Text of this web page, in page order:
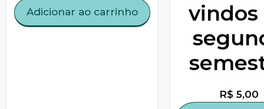
Adicionar ao carrinho
vindos
R$ 5,00